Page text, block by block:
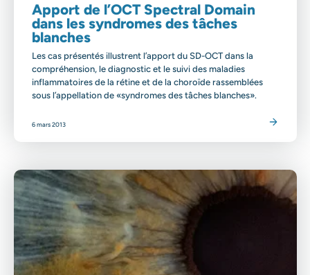
Apport de l’OCT Spectral Domain
dans les syndromes des tâches
blanches
Les cas présentés illustrent l’apport du SD-OCT dans la
compréhension, le diagnostic et le suivi des maladies
inflammatoires de la rétine et de la choroïde rassemblées
sous l’appellation de «syndromes des tâches blanches».
6 mars 2013